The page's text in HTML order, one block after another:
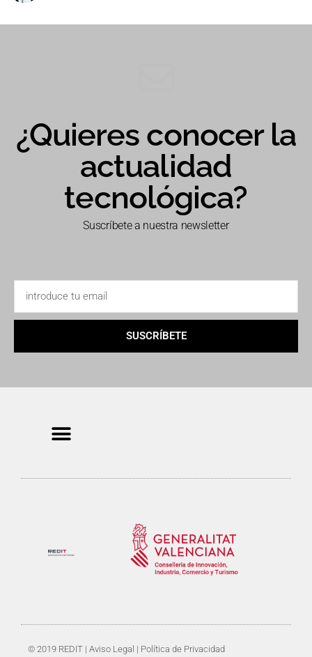
¿Quieres conocer la
actualidad
tecnológica?
Suscríbete a nuestra newsletter
SUSCRÍBETE
© 2019 REDIT | Aviso Legal | Política de Privacidad